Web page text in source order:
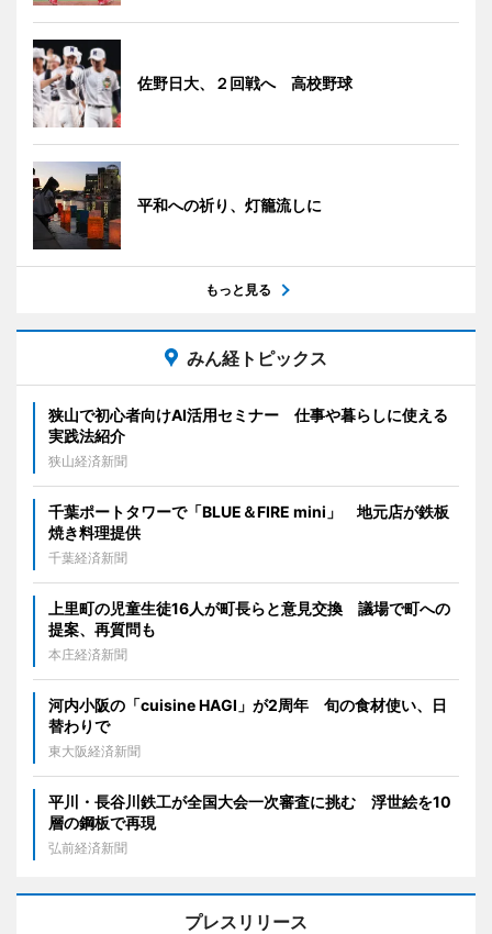
佐野日大、２回戦へ 高校野球
平和への祈り、灯籠流しに
もっと見る
みん経トピックス
狭山で初心者向けAI活用セミナー 仕事や暮らしに使える
実践法紹介
狭山経済新聞
千葉ポートタワーで「BLUE＆FIRE mini」 地元店が鉄板
焼き料理提供
千葉経済新聞
上里町の児童生徒16人が町長らと意見交換 議場で町への
提案、再質問も
本庄経済新聞
河内小阪の「cuisine HAGI」が2周年 旬の食材使い、日
替わりで
東大阪経済新聞
平川・長谷川鉄工が全国大会一次審査に挑む 浮世絵を10
層の鋼板で再現
弘前経済新聞
プレスリリース